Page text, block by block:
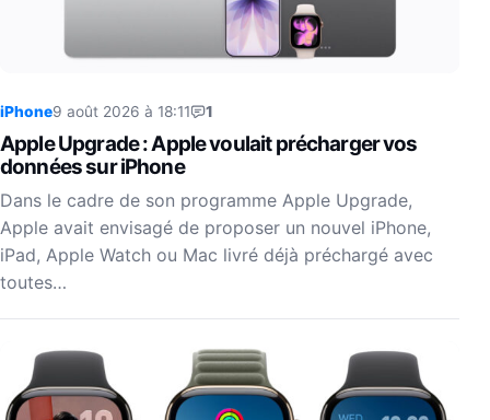
iPhone9 août 2026 à 18:11 1
Apple Upgrade : Apple voulait précharger vos
données sur iPhone
Dans le cadre de son programme Apple Upgrade,
Apple avait envisagé de proposer un nouvel iPhone,
iPad, Apple Watch ou Mac livré déjà préchargé avec
toutes…